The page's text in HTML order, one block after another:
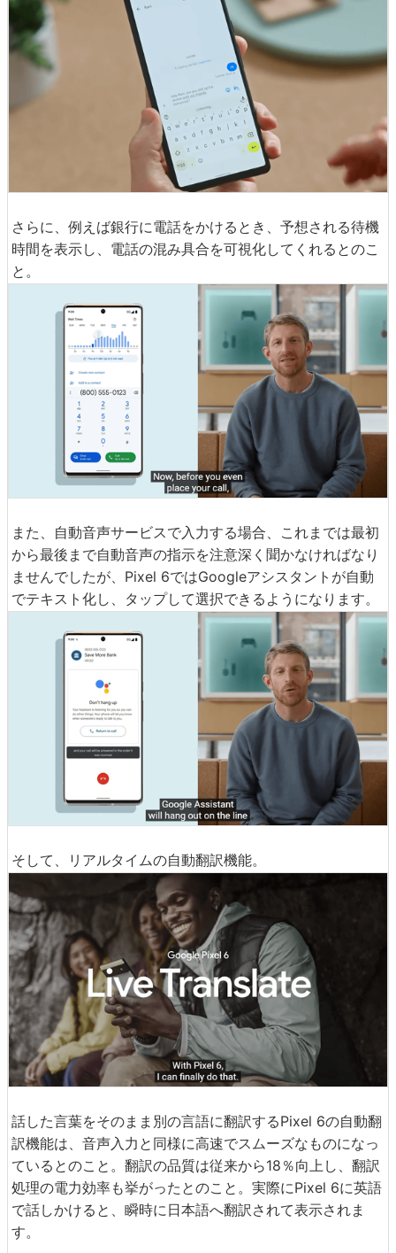
追加で音声を入力することで、簡単に挿入することができ
ます。また、「Catherine」と「Katherine」など、同じ発
音なのに綴りが異なる場合は入力された単語をタップする
ことで選択が可能。これまでの音声入力では似た発音の単
語が表示されていましたが、Pixel 6での音声入力はあくま
でも「音声ベースのタイピング」というコンセプトで設計
されているとのこと。
さらに、例えば銀行に電話をかけるとき、予想される待機
時間を表示し、電話の混み具合を可視化してくれるとのこ
また、自動音声サービスで入力する場合、これまでは最初
から最後まで自動音声の指示を注意深く聞かなければなり
ませんでしたが、Pixel 6ではGoogleアシスタントが自動
でテキスト化し、タップして選択できるようになります。
そして、リアルタイムの自動翻訳機能。